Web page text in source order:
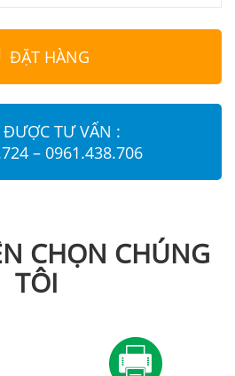
ĐẶT HÀNG
TƯ VẤN :
– 0961.438.706
CHỌN CHÚNG
TÔI